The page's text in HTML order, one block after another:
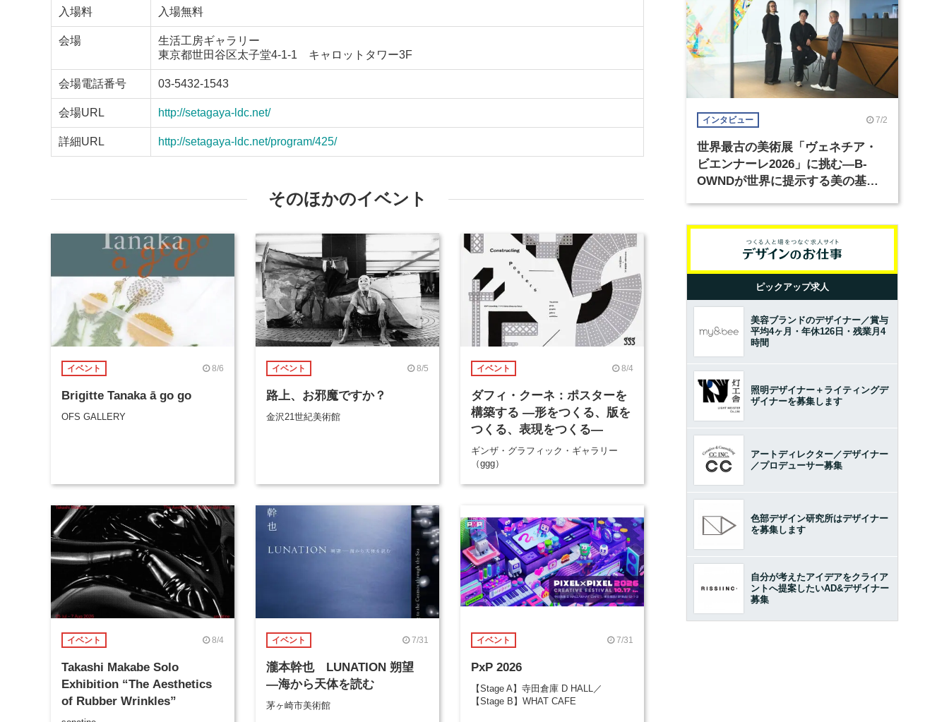
入場料 入場無料
会場
生活工房ギャラリー
東京都世田谷区太子堂4-1-1 キャロットタワー3F
会場電話番号 03-5432-1543
会場URL http://setagaya-ldc.net/
詳細URL http://setagaya-ldc.net/program/425/
そのほかのイベント
イベント 8/6
Brigitte Tanaka ā go go
OFS GALLERY
イベント 8/5
路上、お邪魔ですか？
金沢21世紀美術館
イベント 8/4
ダフィ・クーネ：ポスターを
構築する ―形をつくる、版を
つくる、表現をつくる―
ギンザ・グラフィック・ギャラリー
（ggg）
イベント 8/4
Takashi Makabe Solo
Exhibition “The Aesthetics
of Rubber Wrinkles”
イベント 7/31
瀧本幹也 LUNATION 朔望
―海から天体を読む
茅ヶ崎市美術館
イベント 7/31
PxP 2026
【Stage A】寺田倉庫 D HALL／
【Stage B】WHAT CAFE
インタビュー 7/2
世界最古の美術展「ヴェネチア・
ビエンナーレ2026」に挑む―B-
OWNDが世界に提示する美の基準
ピックアップ求人
美容ブランドのデザイナー／賞与
平均4ヶ月・年休126日・残業月4
時間
照明デザイナー＋ライティングデ
ザイナーを募集します
アートディレクター／デザイナー
／プロデューサー募集
色部デザイン研究所はデザイナー
を募集します
自分が考えたアイデアをクライア
ントへ提案したいAD&デザイナー
募集